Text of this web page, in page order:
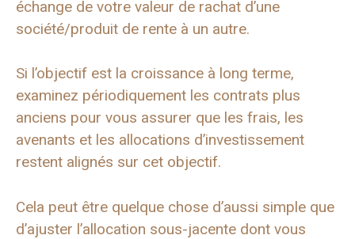
échange de votre valeur de rachat d’une
société/produit de rente à un autre.
Si l’objectif est la croissance à long terme,
examinez périodiquement les contrats plus
anciens pour vous assurer que les frais, les
avenants et les allocations d’investissement
restent alignés sur cet objectif.
Cela peut être quelque chose d’aussi simple que
d’ajuster l’allocation sous-jacente dont vous